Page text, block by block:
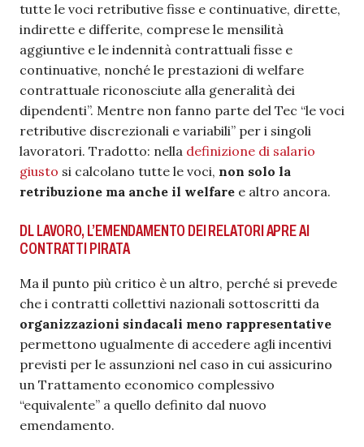
tutte le voci retributive fisse e continuative, dirette,
indirette e differite, comprese le mensilità
aggiuntive e le indennità contrattuali fisse e
continuative, nonché le prestazioni di welfare
contrattuale riconosciute alla generalità dei
dipendenti”. Mentre non fanno parte del Tec “le voci
retributive discrezionali e variabili” per i singoli
lavoratori. Tradotto: nella definizione di salario
giusto si calcolano tutte le voci, non solo la
retribuzione ma anche il welfare e altro ancora.
DL LAVORO, L’EMENDAMENTO DEI RELATORI APRE AI
CONTRATTI PIRATA
Ma il punto più critico è un altro, perché si prevede
che i contratti collettivi nazionali sottoscritti da
organizzazioni sindacali meno rappresentative
permettono ugualmente di accedere agli incentivi
previsti per le assunzioni nel caso in cui assicurino
un Trattamento economico complessivo
“equivalente” a quello definito dal nuovo
emendamento.